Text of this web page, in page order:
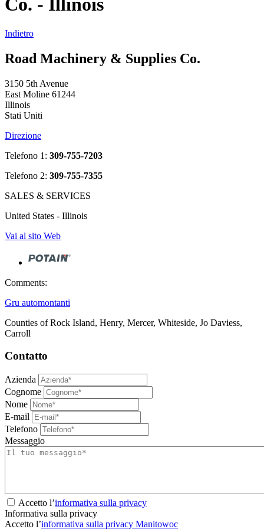
Co. - Illinois
Indietro
Road Machinery & Supplies Co.
3150 5th Avenue
East Moline 61244
Illinois
Stati Uniti
Direzione
Telefono 1: 309-755-7203
Telefono 2: 309-755-7355
SALES & SERVICES
United States - Illinois
Vai al sito Web
Comments:
Gru automontanti
Counties of Rock Island, Henry, Mercer, Whiteside, Jo Daviess,
Carroll
Contatto
Azienda
Cognome
Nome
E-mail
Telefono
Messaggio
Accetto l’informativa sulla privacy
Informativa sulla privacy
Accetto l’informativa sulla privacy Manitowoc